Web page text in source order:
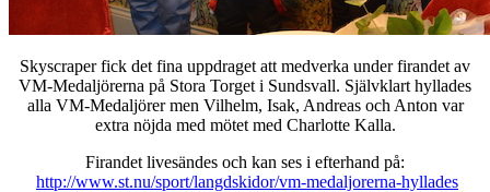
Skyscraper fick det fina uppdraget att medverka under firandet av
VM-Medaljörerna på Stora Torget i Sundsvall. Självklart hyllades
alla VM-Medaljörer men Vilhelm, Isak, Andreas och Anton var
extra nöjda med mötet med Charlotte Kalla.
Firandet livesändes och kan ses i efterhand på:
http://www.st.nu/sport/langdskidor/vm-medaljorerna-hyllades